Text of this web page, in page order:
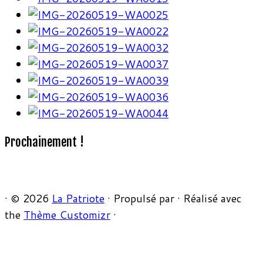
Prochainement !
· © 2026 La Patriote · Propulsé par · Réalisé avec
the Thème Customizr ·